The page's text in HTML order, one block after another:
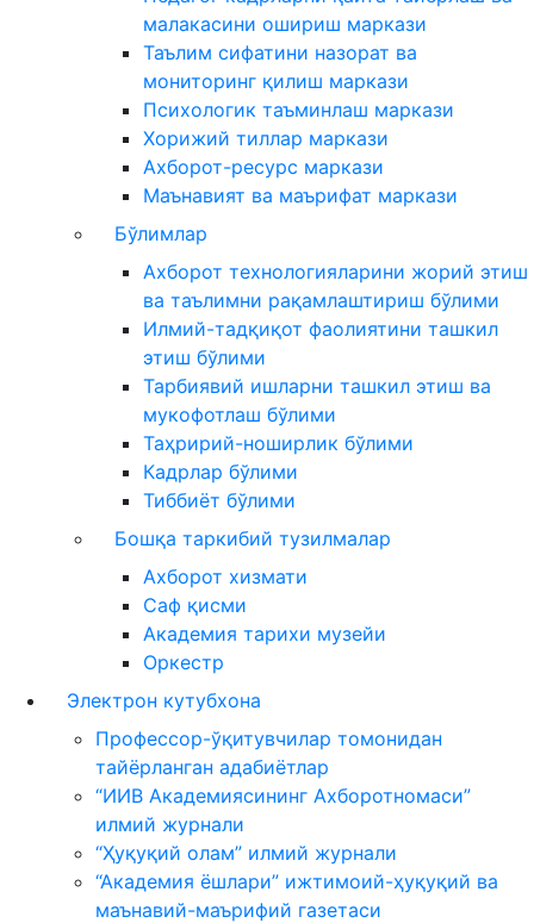
малакасини ошириш маркази
Таълим сифатини назорат ва
мониторинг қилиш маркази
Психологик таъминлаш маркази
Хорижий тиллар маркази
Ахборот-ресурс маркази
Маънавият ва маърифат маркази
Бўлимлар
Ахборот технологияларини жорий этиш
ва таълимни рақамлаштириш бўлими
Илмий-тадқиқот фаолиятини ташкил
этиш бўлими
Тарбиявий ишларни ташкил этиш ва
мукофотлаш бўлими
Таҳририй-ноширлик бўлими
Кадрлар бўлими
Тиббиёт бўлими
Бошқа таркибий тузилмалар
Ахборот хизмати
Саф қисми
Академия тарихи музейи
Оркестр
Электрон кутубхона
Профессор-ўқитувчилар томонидан
тайёрланган адабиётлар
“ИИВ Академиясининг Ахборотномаси”
илмий журнали
“Ҳуқуқий олам” илмий журнали
“Академия ёшлари” ижтимоий-ҳуқуқий ва
маънавий-маърифий газетаси